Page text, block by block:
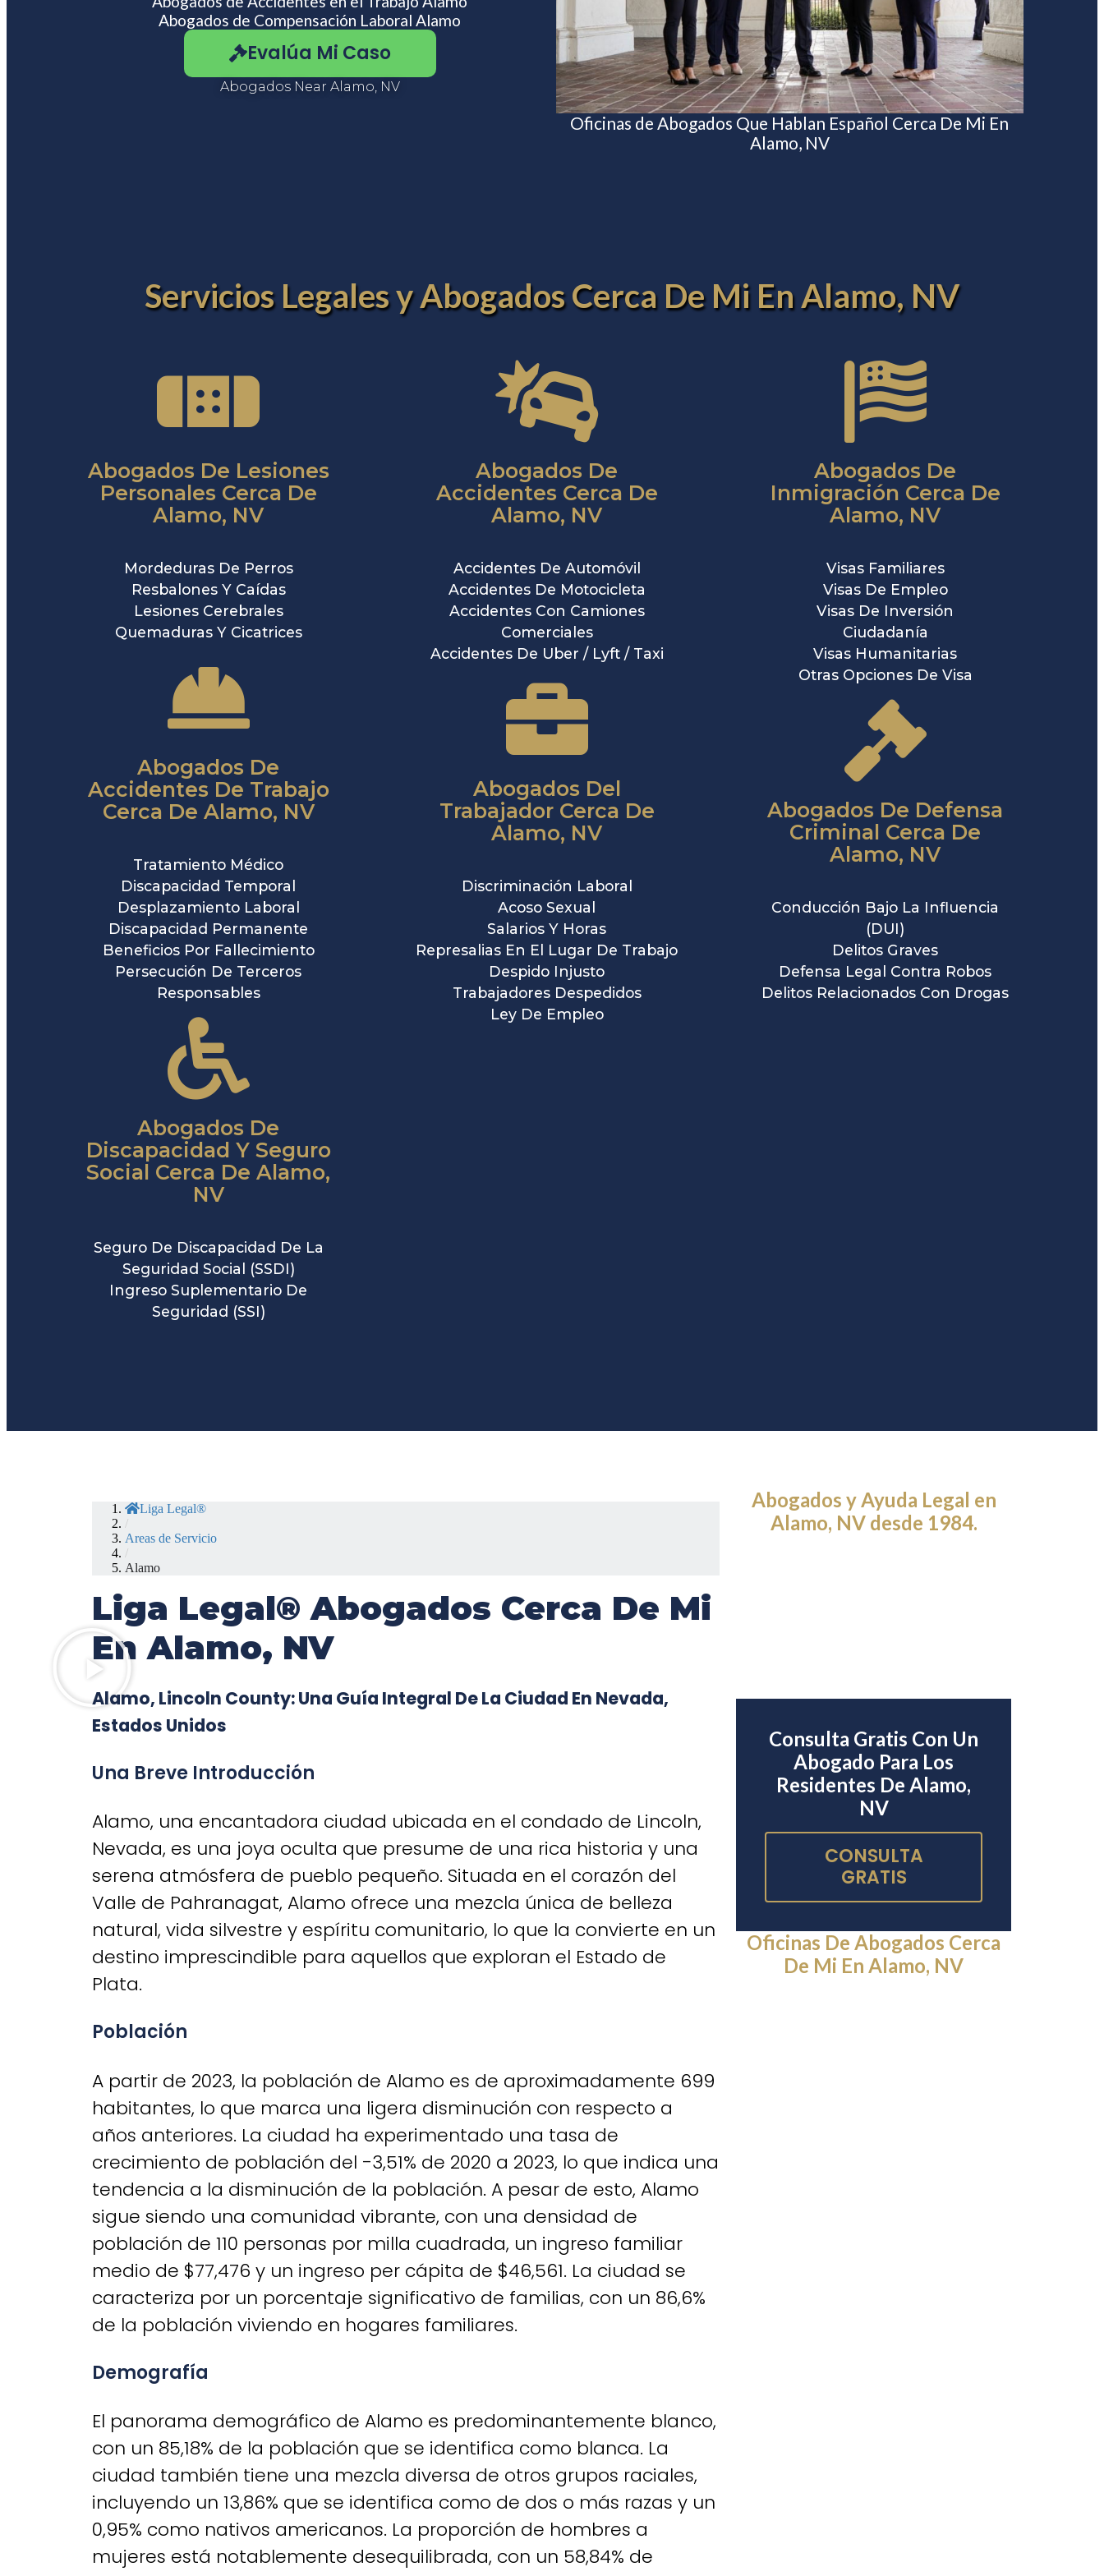
Abogados de Compensación Laboral Alamo
Evalúa Mi Caso
Abogados Near Alamo, NV
Oficinas de Abogados Que Hablan Español Cerca De Mi En
Alamo, NV
Servicios Legales y Abogados Cerca De Mi En Alamo, NV
Abogados De Lesiones
Personales Cerca De
Alamo, NV
Mordeduras De Perros
Resbalones Y Caídas
Lesiones Cerebrales
Quemaduras Y Cicatrices
Abogados De
Accidentes De Trabajo
Cerca De Alamo, NV
Tratamiento Médico
Discapacidad Temporal
Desplazamiento Laboral
Discapacidad Permanente
Beneficios Por Fallecimiento
Persecución De Terceros
Responsables
Abogados De
Discapacidad Y Seguro
Social Cerca De Alamo,
NV
Seguro De Discapacidad De La
Seguridad Social (SSDI)
Ingreso Suplementario De
Seguridad (SSI)
Abogados De
Accidentes Cerca De
Alamo, NV
Accidentes De Automóvil
Accidentes De Motocicleta
Accidentes Con Camiones
Comerciales
Accidentes De Uber / Lyft / Taxi
Abogados Del
Trabajador Cerca De
Alamo, NV
Discriminación Laboral
Acoso Sexual
Salarios Y Horas
Represalias En El Lugar De Trabajo
Despido Injusto
Trabajadores Despedidos
Ley De Empleo
Abogados De
Inmigración Cerca De
Alamo, NV
Visas Familiares
Visas De Empleo
Visas De Inversión
Ciudadanía
Visas Humanitarias
Otras Opciones De Visa
Abogados De Defensa
Criminal Cerca De
Alamo, NV
Conducción Bajo La Influencia
(DUI)
Delitos Graves
Defensa Legal Contra Robos
Delitos Relacionados Con Drogas
Liga Legal®
/
Areas de Servicio
/
Alamo
Liga Legal® Abogados Cerca De Mi
En Alamo, NV
Alamo, Lincoln County: Una Guía Integral De La Ciudad En Nevada,
Estados Unidos
Una Breve Introducción
Alamo, una encantadora ciudad ubicada en el condado de Lincoln,
Nevada, es una joya oculta que presume de una rica historia y una
serena atmósfera de pueblo pequeño. Situada en el corazón del
Valle de Pahranagat, Alamo ofrece una mezcla única de belleza
natural, vida silvestre y espíritu comunitario, lo que la convierte en un
destino imprescindible para aquellos que exploran el Estado de
Plata.
Población
A partir de 2023, la población de Alamo es de aproximadamente 699
habitantes, lo que marca una ligera disminución con respecto a
años anteriores. La ciudad ha experimentado una tasa de
crecimiento de población del -3,51% de 2020 a 2023, lo que indica una
tendencia a la disminución de la población. A pesar de esto, Alamo
sigue siendo una comunidad vibrante, con una densidad de
población de 110 personas por milla cuadrada, un ingreso familiar
medio de $77,476 y un ingreso per cápita de $46,561. La ciudad se
caracteriza por un porcentaje significativo de familias, con un 86,6%
de la población viviendo en hogares familiares.
Demografía
El panorama demográfico de Alamo es predominantemente blanco,
con un 85,18% de la población que se identifica como blanca. La
ciudad también tiene una mezcla diversa de otros grupos raciales,
incluyendo un 13,86% que se identifica como de dos o más razas y un
0,95% como nativos americanos. La proporción de hombres a
mujeres está notablemente desequilibrada, con un 58,84% de
Abogados y Ayuda Legal en
Alamo, NV desde 1984.
Consulta Gratis Con Un
Abogado Para Los
Residentes De Alamo,
NV
CONSULTA
GRATIS
Oficinas De Abogados Cerca
De Mi En Alamo, NV